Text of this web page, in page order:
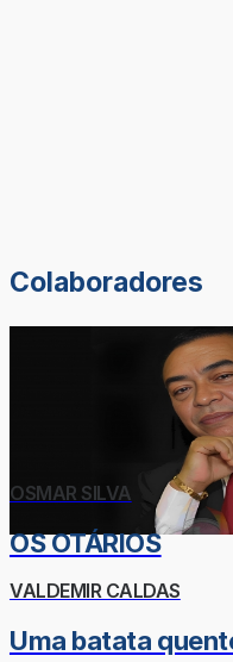
Colaboradores
OSMAR SILVA
OS OTÁRIOS
VALDEMIR CALDAS
Uma batata